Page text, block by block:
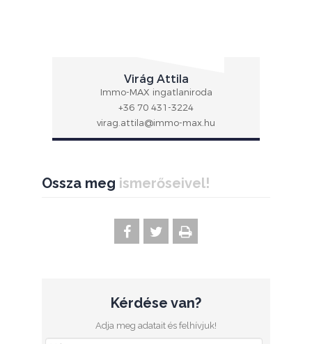
Virág Attila
Immo-MAX ingatlaniroda
+36 70 431-3224
virag.attila@immo-max.hu
Ossza meg ismerőseivel!
Kérdése van?
Adja meg adatait és felhívjuk!